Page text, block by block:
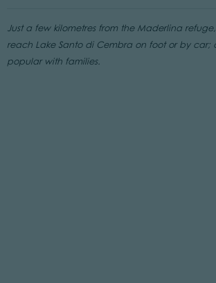
Just a few kilometres from the Maderlina
reach Lake Santo di Cembra on foot or by car;
popular with families.